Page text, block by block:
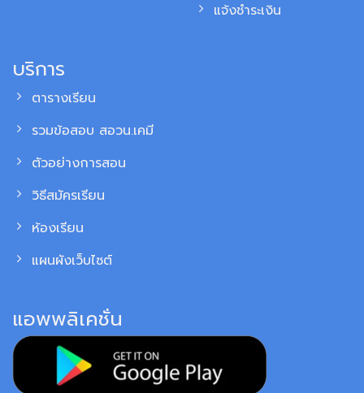
แจ้งชำระเงิน
บริการ
ตารางเรียน
รวมข้อสอบ สอวน.เคมี
ตัวอย่างการสอน
วิธีสมัครเรียน
ห้องเรียน
แผนผังเว็บไซต์
แอพพลิเคชั่น